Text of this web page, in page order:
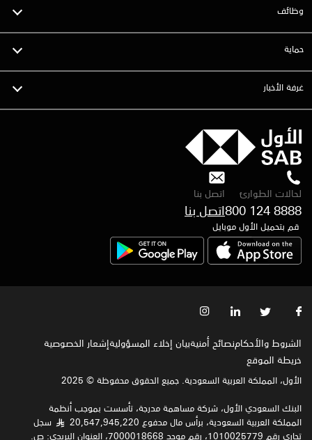
وظائف
حماية
غرفة الأخبار
لحالات الطوارئ
800 124 8888
اتصل بنا
قم بتحميل الأول موبايل
الشروط والأحكامنصائح أمنيةبيان إخلاء المسؤوليةإشعار الخصوصية‍
خريطة الموقع
الأول، المملكة العربية السعودية. جميع الحقوق محفوظة © 2025
البنك السعودي الأول، شركة مساهمة مدرجة، تأسست بموجب أنظمة
المملكة العربية السعودية، برأس مال مدفوع 20,547,945,220
§
سجل
تجاري رقم 1010025779، رقم موحد 7000018668، العنوان البريدي: ص.